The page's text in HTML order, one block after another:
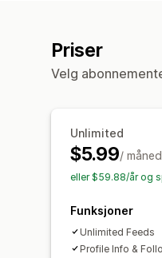
Priser
Velg
Unlimited
$5.99/ måned
eller $59.88/år og
Funksjoner
Unlimited Feeds
Profile Info &